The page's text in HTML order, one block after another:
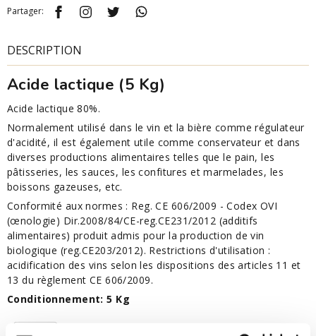
Partager:
DESCRIPTION
Acide lactique (5 Kg)
Acide lactique 80%.
Normalement utilisé dans le vin et la bière comme régulateur
d'acidité, il est également utile comme conservateur et dans
diverses productions alimentaires telles que le pain, les
pâtisseries, les sauces, les confitures et marmelades, les
boissons gazeuses, etc.
Conformité aux normes : Reg. CE 606/2009 - Codex OVI
(œnologie) Dir.2008/84/CE-reg.CE231/2012 (additifs
alimentaires) produit admis pour la production de vin
biologique (reg.CE203/2012). Restrictions d'utilisation :
acidification des vins selon les dispositions des articles 11 et
13 du règlement CE 606/2009.
Conditionnement: 5 Kg